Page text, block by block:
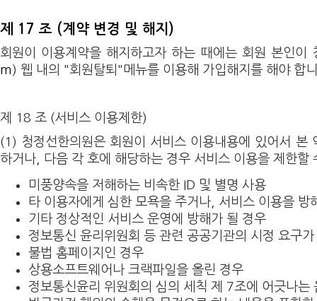
제 17 조 (계약 변경 및 해지)
회원이 이용계약을 해지하고자 하는 때에는 회원 본인이
m) 웹 내의 "회원탈퇴"메뉴를 이용해 가입해지를 해야 합
제 18 조 (서비스 이용제한)
(1) 청정선한의원은 회원이 서비스 이용내용에 있어서 본
하거나, 다음 각 호에 해당하는 경우 서비스 이용을 제한할
미풍양속을 저해하는 비속한 ID 및 별명 사용
타 이용자에게 심한 모욕을 주거나, 서비스 이용을 방
기타 정상적인 서비스 운영에 방해가 될 경우
정보통신 윤리위원회 등 관련 공공기관의 시정 요구
불법 홈페이지인 경우
상용소프트웨어나 크랙파일을 올린 경우
정보통신윤리 위원회의 심의 세칙 제 7조에 어긋나는